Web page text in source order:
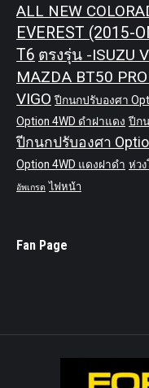
ALL NEW
EVEREST (2015-
T6 ตรงรุ่น -ISUZU
MAZDA BT50
VIGO ปีกนกปรับองศา
Option 4WD ดำฝาแดง ปีก
ปีกนกปรับองศา
Option 4WD แดงฝาดำ ห่วง
อัพเกรด ไฟหน้า
Fan Page